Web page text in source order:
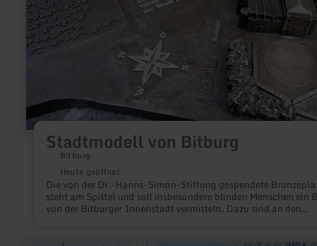
Stadtmodell von Bitburg
Bitburg
Heute geöffnet
Die von der Dr.-Hanns-Simon-Stiftung gespendete
steht am Spittel und soll insbesondere blinden Menschen ein
von der Bitburger Innenstadt vermitteln. Dazu sind an den